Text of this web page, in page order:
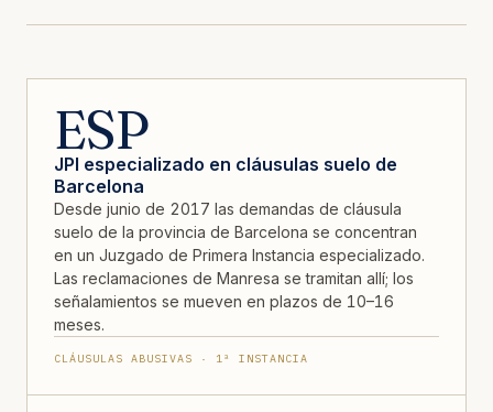
ESP
JPI especializado en cláusulas suelo de
Barcelona
Desde junio de 2017 las demandas de cláusula
suelo de la provincia de Barcelona se concentran
en un Juzgado de Primera Instancia especializado.
Las reclamaciones de Manresa se tramitan allí; los
señalamientos se mueven en plazos de 10–16
meses.
CLÁUSULAS ABUSIVAS · 1ª INSTANCIA